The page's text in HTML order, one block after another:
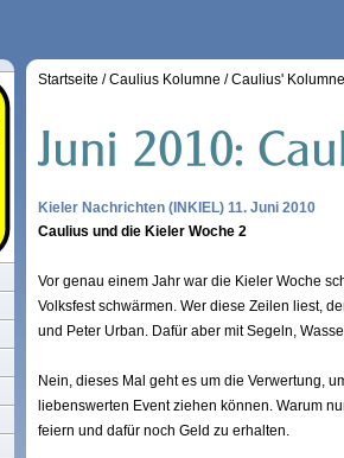
Startseite /Caulius Kolumne /Caulius'
Kieler Nachrichten (INKIEL) 11. Juni 2010
Caulius und die Kieler Woche 2
Vor genau einem Jahr war die Kieler Woche
Volksfest schwärmen. Wer diese Zeilen liest,
und Peter Urban. Dafür aber mit Segeln,
Nein, dieses Mal geht es um die Verwertung,
liebenswerten Event ziehen können. Warum
feiern und dafür noch Geld zu erhalten.